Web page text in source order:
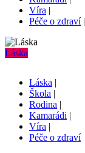
Víra |
Péče o zdraví|
Láska
Láska |
Škola |
Rodina |
Kamarádi |
Víra |
Péče o zdraví